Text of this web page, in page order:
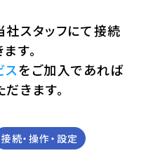
スタッフにて接続
す。
スをご加入であれば
きます。
接続・操作・設定